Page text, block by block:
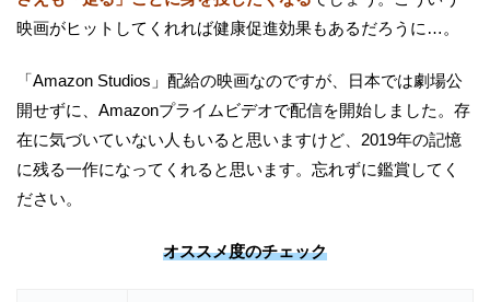
映画がヒットしてくれれば健康促進効果もあるだろうに…。
「Amazon Studios」配給の映画なのですが、日本では劇場公
開せずに、Amazonプライムビデオで配信を開始しました。存
在に気づいていない人もいると思いますけど、2019年の記憶
に残る一作になってくれると思います。忘れずに鑑賞してく
ださい。
オススメ度のチェック